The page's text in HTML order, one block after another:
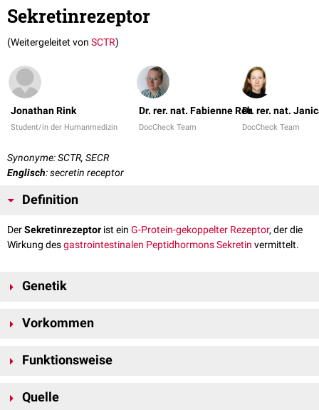
Sekretinrezeptor
(Weitergeleitet von SCTR)
Jonathan Rink
Student/in der Humanmedizin
Dr. rer. nat. Fabienne Reh
DocCheck Team
Dr. rer. nat.
DocCheck Team
Synonyme: SCTR, SECR
Englisch: secretin receptor
Definition
DerSekretinrezeptor ist ein G-Protein-gekoppelter Rezeptor, der die
Wirkung desgastrointestinalen PeptidhormonsSekretin vermittelt.
Genetik
Vorkommen
Brunner-DrüsendesDuodenums
Funktionsweise
Aktivierung der
Quelle